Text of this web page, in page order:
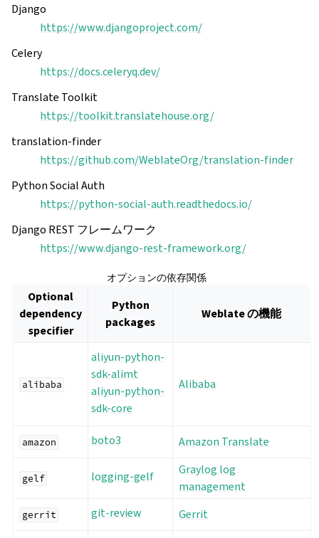
Django
https://www.djangoproject.com/
Celery
https://docs.celeryq.dev/
Translate Toolkit
https://toolkit.translatehouse.org/
translation-finder
https://github.com/WeblateOrg/translation-finder
Python Social Auth
https://python-social-auth.readthedocs.io/
Django REST フレームワーク
https://www.django-rest-framework.org/
オプションの依存関係
Optional
dependency
specifier
Python
packages
Weblate の機能
alibaba
aliyun-python-
sdk-alimt
aliyun-python-
sdk-core
Alibaba
amazon boto3 Amazon Translate
gelf logging-gelf
Graylog log
management
gerrit git-review Gerrit